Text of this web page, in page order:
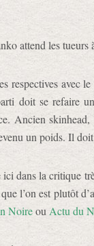
attend les tueurs
respectives avec
doit se refaire
Ancien
un poids. Il
dans la critique
l’on est plutôt
Noireou Actu du